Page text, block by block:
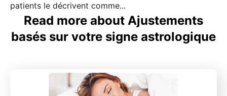
patients le décrivent comme...
Read more about Ajustements
basés sur votre signe astrologique